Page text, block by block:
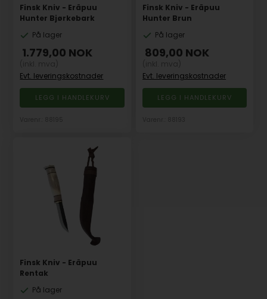
Finsk Kniv - Eräpuu
Hunter Bjørkebark
På lager
1.779,00 NOK
Evt. leveringskostnader
Finsk Kniv - Eräpuu
Hunter Brun
På lager
809,00 NOK
Evt. leveringskostnader
Finsk Kniv - Eräpuu
Rentak
På lager